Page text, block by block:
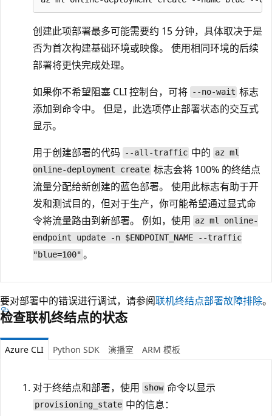
创建此项部署最多可能需要约 15 分钟，具体取决于是
否为首次构建基础环境或映像。 使用相同环境的后续
部署将更快完成处理。
如果你不希望阻塞 CLI 控制台，可将 --no-wait 标志
添加到命令中。 但是，此选项停止部署状态的交互式
显示。
用于创建部署的代码
--all-traffic 中的 az ml
online-deployment create 标志会将 100% 的终结点
流量分配给新创建的蓝色部署。 使用此标志有助于开
发和测试目的，但对于生产，你可能希望通过显式命
令将流量路由到新部署。 例如，使用 az ml online-
endpoint update -n $ENDPOINT_NAME --traffic
"blue=100" 。
要对部署中的错误进行调试，请参阅联机终结点部署故障排除。
检查联机终结点的状态
Azure CLI Python SDK 演播室 ARM 模板
对于终结点和部署，使用 show 命令以显示
provisioning_state 中的信息：